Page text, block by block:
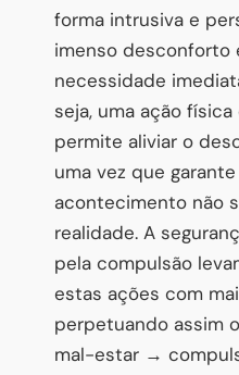
forma intrusiva e
imenso desconforto
necessidade
seja, uma ação
permite aliviar o
uma vez que
acontecimento não
realidade. A
pela compulsão
estas ações com
perpetuando assim
mal-estar →